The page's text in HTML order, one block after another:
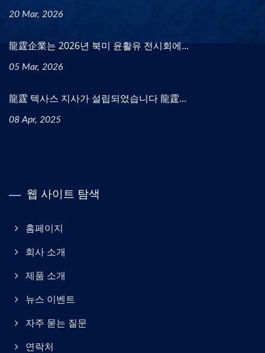
20 Mar, 2026
龍霆企業는 2026년 북미 윤활유 전시회에...
05 Mar, 2026
龍霆 텍사스 지사가 설립되었습니다 龍霆...
08 Apr, 2025
웹 사이트 탐색
홈페이지
회사 소개
제품 소개
뉴스 이벤트
자주 묻는 질문
연락처